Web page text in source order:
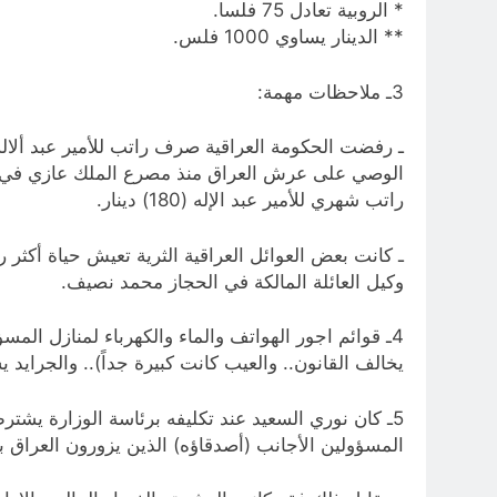
* الروبية تعادل 75 فلسا.
** الدينار يساوي 1000 فلس.
3ـ ملاحظات مهمة:
ـ رفضت الحكومة العراقية صرف راتب للأمير عبد
راتب شهري للأمير عبد الإله (180) دينار.
ـ كانت بعض العوائل العراقية الثرية تعيش حياة
وكيل العائلة المالكة في الحجاز محمد نصيف.
4ـ قوائم اجور الهواتف والماء والكهرباء لمنازل
يخالف القانون.. والعيب كانت كبيرة جداً)..
5ـ كان نوري السعيد عند تكليفه برئاسة الوزارة
المسؤولين الأجانب (أصدقاؤه) الذين يزورون